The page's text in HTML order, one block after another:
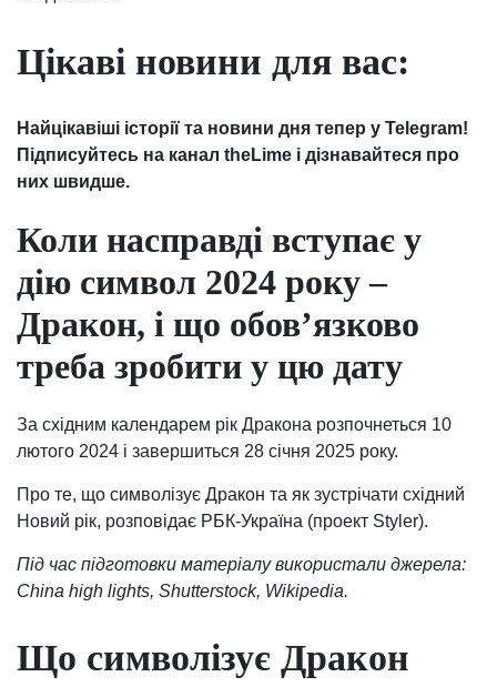
Цікаві новини для вас:
Найцікавіші історії та новини дня тепер у Telegram!
Підписуйтесь на канал theLime і дізнавайтеся про
них швидше.
Коли насправді вступає у
дію символ 2024 року –
Дракон, і що обов’язково
треба зробити у цю дату
За східним календарем рік Дракона розпочнеться 10
лютого 2024 і завершиться 28 січня 2025 року.
Про те, що символізує Дракон та як зустрічати східний
Новий рік, розповідає РБК-Україна (проект Styler).
Під час підготовки матеріалу використали джерела:
Сhina high lights, Shutterstock, Wikipedia.
Що символізує Дракон